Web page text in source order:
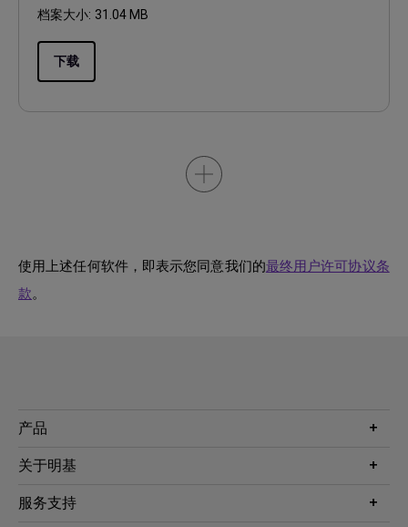
档案大小: 31.04 MB
下载
使用上述任何软件，即表示您同意我们的最终用户许可协议条
款。
产品
投影机
WiT智能灯
关于明基
公司简介
服务支持